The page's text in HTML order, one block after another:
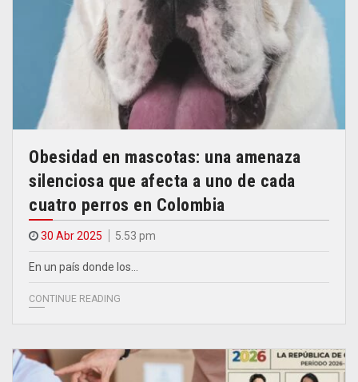
Obesidad en mascotas: una amenaza
silenciosa que afecta a uno de cada
cuatro perros en Colombia
30 Abr 2025 5.53 pm
En un país donde los…
CONTINUE READING